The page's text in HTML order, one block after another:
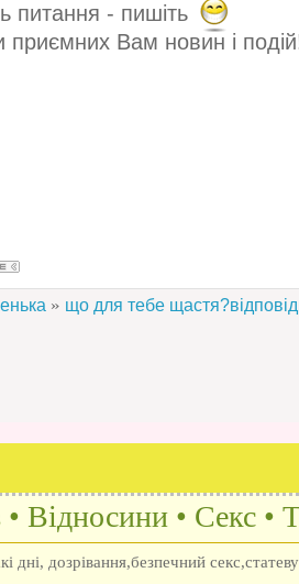
питання - пишіть
приємних Вам новин і
» що для тебе
Відносини • Секс •
дозрівання,безпечний секс,статеву